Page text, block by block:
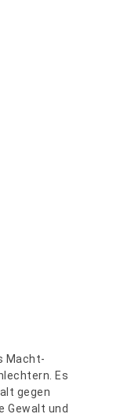
Macht-
Es
gegen
Gewalt und